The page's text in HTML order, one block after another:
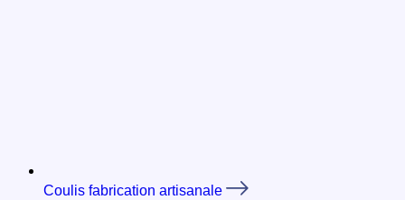
Coulis fabrication artisanale